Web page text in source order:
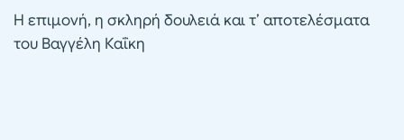
Η επιμονή, η σκληρή δουλειά και τ’ αποτελέσματα
του Βαγγέλη Καΐκη